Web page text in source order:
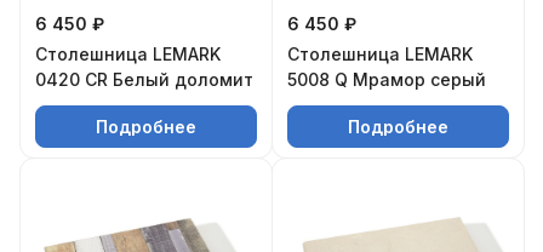
6 450 ₽
Столешница LEMARK
0420 CR Белый доломит
Подробнее
6 450 ₽
Столешница LEMARK
5008 Q Мрамор серый
Подробнее